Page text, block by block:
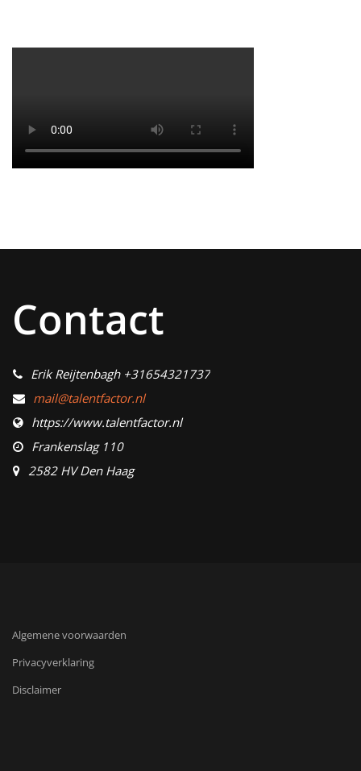
Contact
Erik Reijtenbagh +31654321737
mail@talentfactor.nl
https://www.talentfactor.nl
Frankenslag 110
2582 HV Den Haag
Algemene voorwaarden
Privacyverklaring
Disclaimer